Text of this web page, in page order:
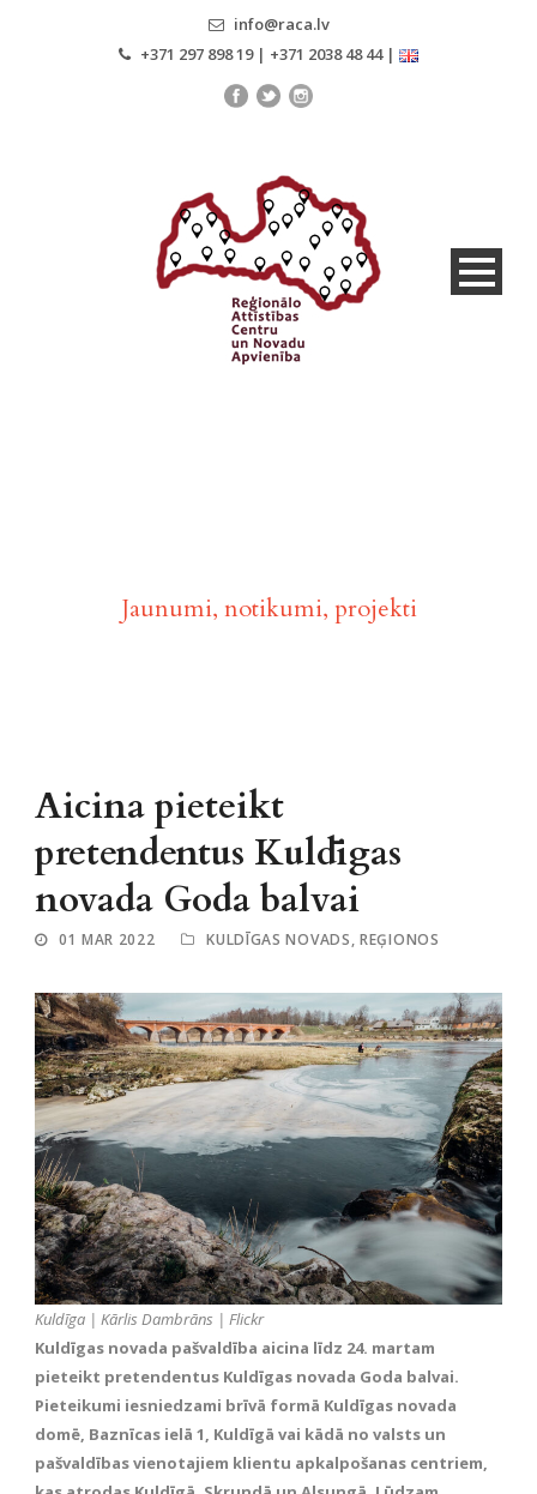
info@raca.lv
+371 297 898 19 | +371 2038 48 44 |
Jaunumi, notikumi, projekti
Aicina pieteikt
pretendentus Kuldīgas
novada Goda balvai
01 MAR 2022 KULDĪGAS NOVADS, REĢIONOS
Kuldīga | Kārlis Dambrāns | Flickr
Kuldīgas novada pašvaldība aicina līdz 24. martam
pieteikt pretendentus Kuldīgas novada Goda balvai.
Pieteikumi iesniedzami brīvā formā Kuldīgas novada
domē, Baznīcas ielā 1, Kuldīgā vai kādā no valsts un
pašvaldības vienotajiem klientu apkalpošanas centriem,